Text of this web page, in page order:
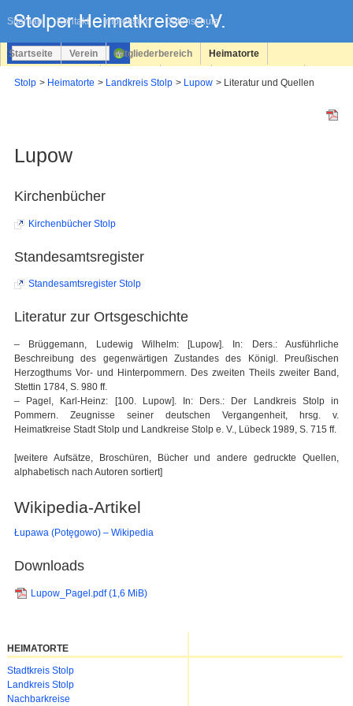
Sitemap Kontakt Impressum Datenschutz
überspringen
Startseite Verein Mitgliederbereich Heimatorte
Stolp Heimatorte Landkreis Stolp Lupow Literatur und Quellen
Lupow
Kirchenbücher
Kirchenbücher Stolp
Standesamtsregister
Standesamtsregister Stolp
Literatur zur Ortsgeschichte
– Brüggemann, Ludewig Wilhelm: [Lupow]. In: Ders.: Ausführliche
Beschreibung des gegenwärtigen Zustandes des Königl. Preußischen
Herzogthums Vor- und Hinterpommern. Des zweiten Theils zweiter Band,
Stettin 1784, S. 980 ff.
– Pagel, Karl-Heinz: [100. Lupow]. In: Ders.: Der Landkreis Stolp in
Pommern. Zeugnisse seiner deutschen Vergangenheit, hrsg. v.
Heimatkreise Stadt Stolp und Landkreise Stolp e. V., Lübeck 1989, S. 715 ff.
[weitere Aufsätze, Broschüren, Bücher und andere gedruckte Quellen,
alphabetisch nach Autoren sortiert]
Wikipedia-Artikel
Łupawa (Potęgowo) – Wikipedia
Downloads
Lupow_Pagel.pdf(1,6 MiB)
HEIMATORTE
Navigation
überspringen
Stadtkreis Stolp
Landkreis Stolp
Nachbarkreise